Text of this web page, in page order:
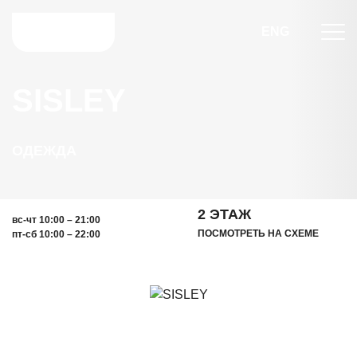
вс-чт 10:00 – 21:00
пт-сб 10:00 – 22:00
2 ЭТАЖ
ПОСМОТРЕТЬ НА СХЕМЕ